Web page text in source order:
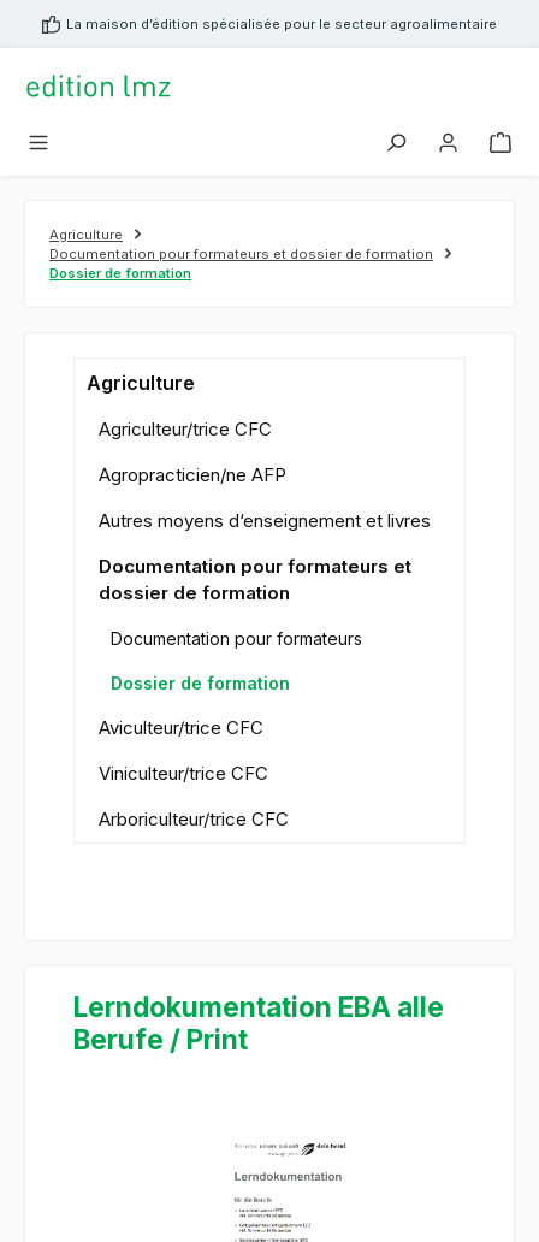
principal
La maison d’édition spécialisée pour le secteur agroalimentaire
Agriculture
Documentation pour formateurs et dossier de formation
Dossier de formation
Agriculture
Agriculteur/trice CFC
Agropracticien/ne AFP
Autres moyens d‘enseignement et livres
Documentation pour formateurs et
dossier de formation
Documentation pour formateurs
Dossier de formation
Aviculteur/trice CFC
Viniculteur/trice CFC
Arboriculteur/trice CFC
Lerndokumentation EBA alle
Berufe / Print